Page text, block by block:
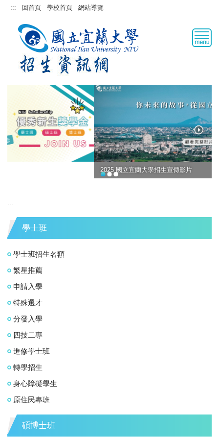
跳::: 回首頁 學校首頁 網站導覽
2025 國立宜蘭大學招生宣傳影片
:::
學士班
學士班招生名額
繁星推薦
申請入學
特殊選才
分發入學
四技二專
進修學士班
轉學招生
身心障礙學生
原住民專班
碩博士班